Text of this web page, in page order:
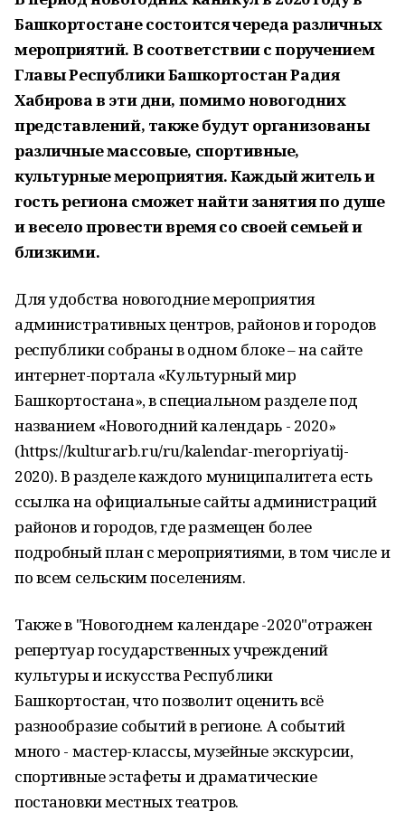
Башкортостане состоится череда различных
мероприятий. В соответствии с поручением
Главы Республики Башкортостан Радия
Хабирова в эти дни, помимо новогодних
представлений, также будут организованы
различные массовые, спортивные,
культурные мероприятия. Каждый житель и
гость региона сможет найти занятия по душе
и весело провести время со своей семьей и
близкими.
Для удобства новогодние мероприятия
административных центров, районов и городов
республики собраны в одном блоке – на сайте
интернет-портала «Культурный мир
Башкортостана», в специальном разделе под
названием «Новогодний календарь - 2020»
(https://kulturarb.ru/ru/kalendar-meropriyatij-
2020). В разделе каждого муниципалитета есть
ссылка на официальные сайты администраций
районов и городов, где размещен более
подробный план с мероприятиями, в том числе и
по всем сельским поселениям.
Также в "Новогоднем календаре -2020"отражен
репертуар государственных учреждений
культуры и искусства Республики
Башкортостан, что позволит оценить всё
разнообразие событий в регионе. А событий
много - мастер-классы, музейные экскурсии,
спортивные эстафеты и драматические
постановки местных театров.